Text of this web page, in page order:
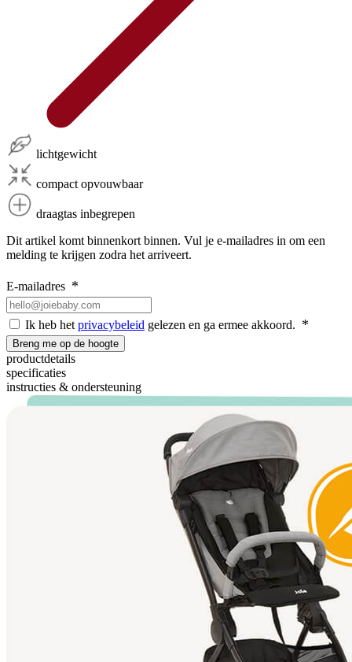
lichtgewicht
compact opvouwbaar
draagtas inbegrepen
Dit artikel komt binnenkort binnen. Vul je e-mailadres in om een
melding te krijgen zodra het arriveert.
E-mailadres
Ik heb het privacybeleid gelezen en ga ermee akkoord.
Breng me op de hoogte
productdetails
specificaties
instructies & ondersteuning